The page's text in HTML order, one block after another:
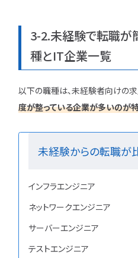
3-2.未経験で転職が
種とIT企業一覧
以下の職種は、未経験者向けの求
度が整っている企業が多いのが
未経験からの転職が
インフラエンジニア
ネットワークエンジニア
サーバーエンジニア
テストエンジニア